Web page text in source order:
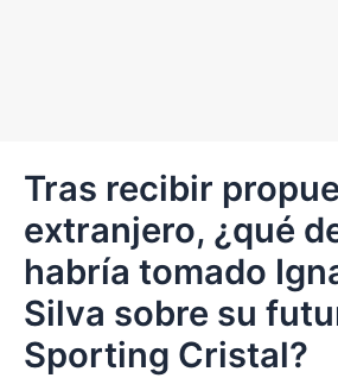
Tras recibir
extranjero, ¿qué
habría tomado
Silva sobre su
Sporting Cristal?